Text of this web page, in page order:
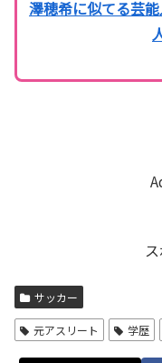
澤穂希に似てる芸
サッカー
元アスリート 学歴